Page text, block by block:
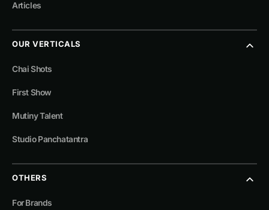
Articles
OUR VERTICALS
Chai Shots
First Show
Mutiny Talent
Studio Panchatantra
OTHERS
For Brands